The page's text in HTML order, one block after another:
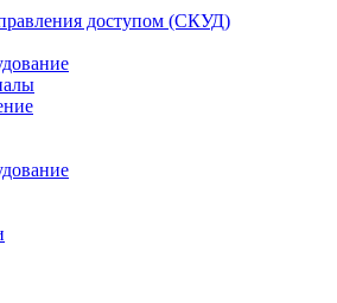
доступом (СКУД)